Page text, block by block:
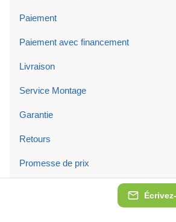
Paiement
Paiement avec financement
Livraison
Service Montage
Garantie
Retours
Promesse de prix
Informations sur les produits